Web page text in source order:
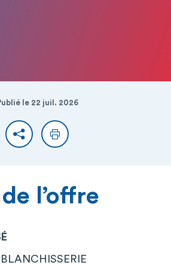
le 22 juil. 2026
PartagerImprimer
l’offre